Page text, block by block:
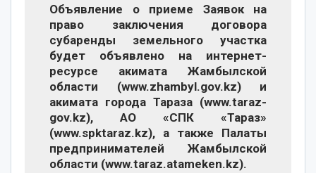
Объявление о приеме Заявок на
право заключения договора
субаренды земельного участка
будет объявлено на интернет-
ресурсе акимата Жамбылской
области (www.zhambyl.gov.kz) и
акимата города Тараза (www.taraz-
gov.kz), АО «СПК «Тараз»
(www.spktaraz.kz), а также Палаты
предпринимателей Жамбылской
области (www.taraz.atameken.kz).